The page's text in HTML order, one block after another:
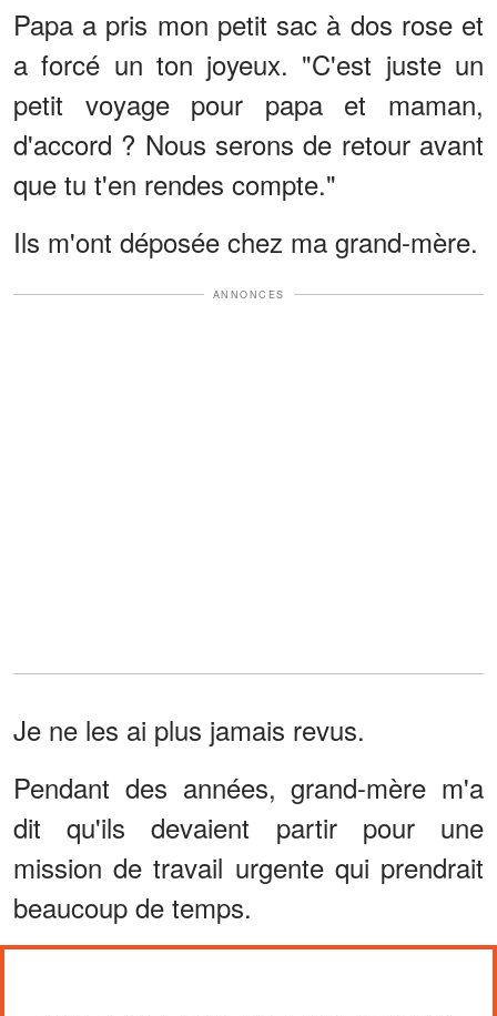
Papa a pris mon petit sac à dos rose et
a forcé un ton joyeux. "C'est juste un
petit voyage pour papa et maman,
d'accord ? Nous serons de retour avant
que tu t'en rendes compte."
Ils m'ont déposée chez ma grand-mère.
ANNONCES
Je ne les ai plus jamais revus.
Pendant des années, grand-mère m'a
dit qu'ils devaient partir pour une
mission de travail urgente qui prendrait
beaucoup de temps.